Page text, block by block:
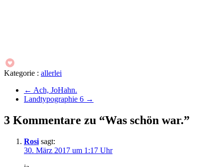
Kategorie : allerlei
← Ach, JoHahn.
Landtypographie 6 →
3 Kommentare zu “Was schön war.”
Rosi sagt:
30. März 2017 um 1:17 Uhr